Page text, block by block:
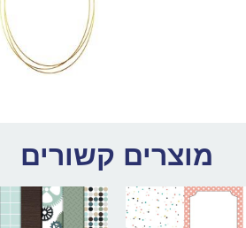
מוצרים קשורים